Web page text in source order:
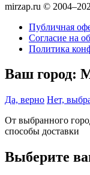
mirzap.ru ©
Публичная
Согласие на
Политика
Ваш город:
Да, верно Нет,
От выбранного
способы доставки
Выберите